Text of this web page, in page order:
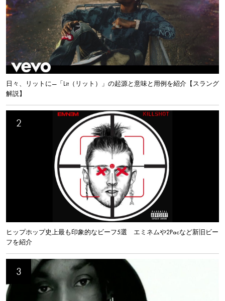
日々、リットに—「Lit（リット）」の起源と意味と用例を紹介【スラング
解説】
ヒップホップ史上最も印象的なビーフ5選 エミネムや2Pacなど新旧ビー
フを紹介